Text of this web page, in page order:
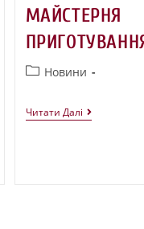
МАЙСТЕРНЯ
Новини
Читати Далі